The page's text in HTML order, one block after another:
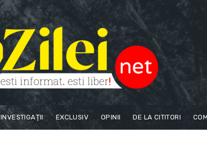
INVESTIGAȚII EXCLUSIV OPINII DE LA CITITORI